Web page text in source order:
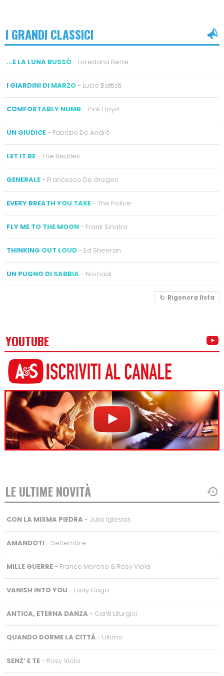
I GRANDI CLASSICI
...E LA LUNA BUSSÒ- Loredana Bertè
I GIARDINI DI MARZO- Lucio Battisti
COMFORTABLY NUMB- Pink Floyd
UN GIUDICE- Fabrizio De André
LET IT BE- The Beatles
GENERALE- Francesco De Gregori
EVERY BREATH YOU TAKE- The Police
FLY ME TO THE MOON- Frank Sinatra
THINKING OUT LOUD- Ed Sheeran
UN PUGNO DI SABBIA- Nomadi
Rigenera lista
YOUTUBE
LE ULTIME NOVITÀ
CON LA MISMA PIEDRA - Julio Iglesias
AMANDOTI- Settembre
MILLE GUERRE- Franco Moreno & Rosy Viola
VANISH INTO YOU - Lady Gaga
ANTICA, ETERNA DANZA - Canti Liturgici
QUANDO DORME LA CITTÀ- Ultimo
SENZ’ E TE- Rosy Viola